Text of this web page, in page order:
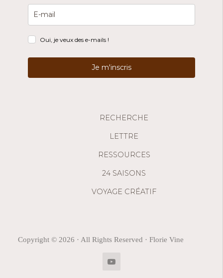
Oui, je veux des e-mails !
Je m'inscris
RECHERCHE
LETTRE
RESSOURCES
24 SAISONS
VOYAGE CRÉATIF
Copyright © 2026 · All Rights Reserved · Florie Vine